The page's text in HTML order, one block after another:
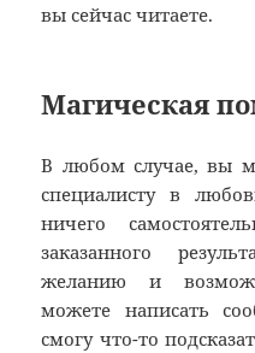
вы сейчас читаете.
Магическая
В любом случае, вы
специалисту в
ничего
заказанного
желанию и
можете написать
смогу что-то